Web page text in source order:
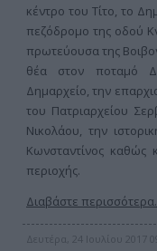
κέντρο του Τίτο, το
πεζόδρομο της οδού
πρωτεύουσα της
θέα στον ποταμό
Δημαρχείο, την
του Πατριαρχείου
Νικολάου, την
Κωνσταντίνος καθώς
περιοχής.
Διαβάστε
Δευτέρα, 24 Ιουλίου 2017